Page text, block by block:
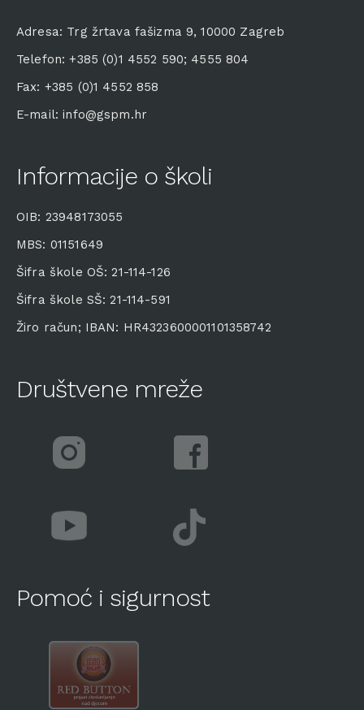
Adresa: Trg žrtava fašizma 9, 10000 Zagreb
Telefon: +385 (0)1 4552 590; 4555 804
Fax: +385 (0)1 4552 858
E-mail: info@gspm.hr
Informacije o školi
OIB: 23948173055
MBS: 01151649
Šifra škole OŠ: 21-114-126
Šifra škole SŠ: 21-114-591
Žiro račun; IBAN: HR4323600001101358742
Društvene mreže
Pomoć i sigurnost